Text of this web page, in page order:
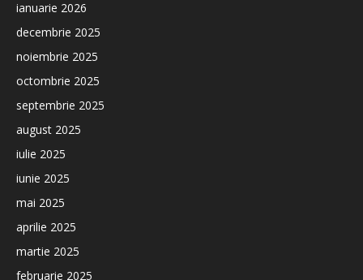
ianuarie 2026
decembrie 2025
noiembrie 2025
octombrie 2025
septembrie 2025
august 2025
iulie 2025
iunie 2025
mai 2025
aprilie 2025
martie 2025
februarie 2025